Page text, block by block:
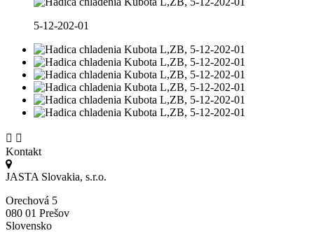
5-12-202-01
 
Kontakt
JASTA Slovakia, s.r.o.
Orechová 5
080 01 Prešov
Slovensko